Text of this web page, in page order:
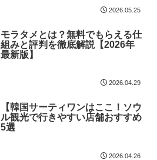
2026.05.25
モラタメとは？無料でもらえる仕
組みと評判を徹底解説【2026年
最新版】
2026.04.29
【韓国サーティワンはここ！ソウ
ル観光で行きやすい店舗おすすめ
5選
2026.04.26